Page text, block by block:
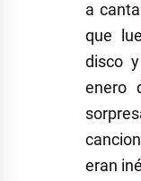
a
que
disco
enero
eran